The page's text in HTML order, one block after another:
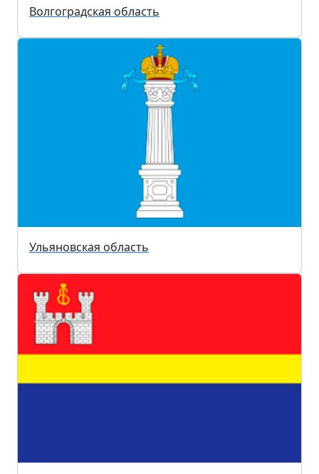
Волгоградская область
Ульяновская область